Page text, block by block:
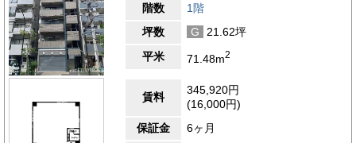
階数
1階
坪数
G
21.62坪
平米
71.48m2
賃料
345,920円
(16,000円)
保証金
6ヶ月